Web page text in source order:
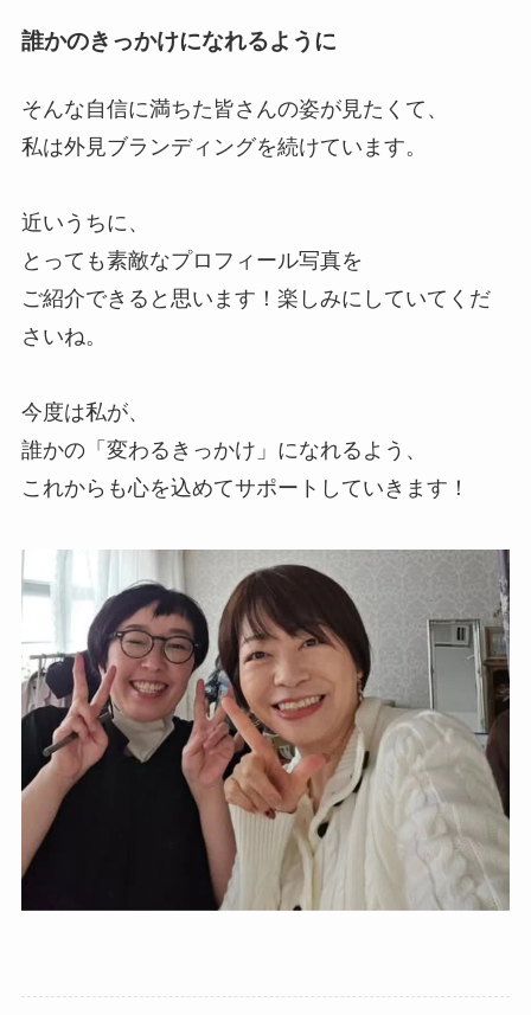
誰かのきっかけになれるように
そんな自信に満ちた皆さんの姿が見たくて、
私は外見ブランディングを続けています。
近いうちに、
とっても素敵なプロフィール写真を
ご紹介できると思います！楽しみにしていてくだ
さいね。
今度は私が、
誰かの「変わるきっかけ」になれるよう、
これからも心を込めてサポートしていきます！